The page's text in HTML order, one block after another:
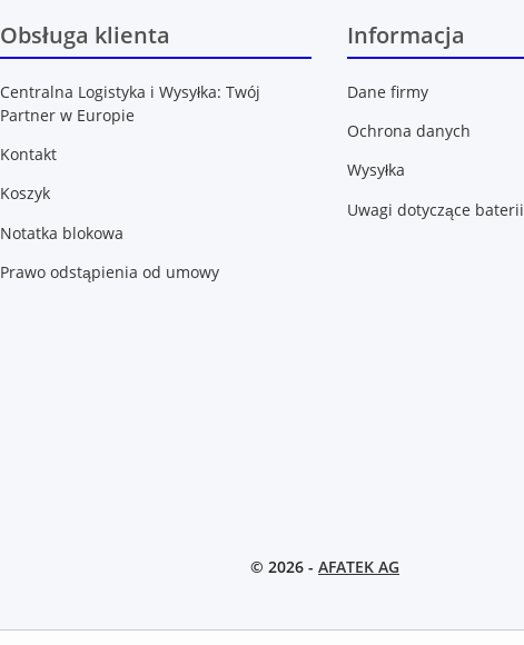
Obsługa klienta
Centralna Logistyka i Wysyłka: Twój
Partner w Europie
Kontakt
Koszyk
Notatka blokowa
Prawo odstąpienia od umowy
Informacja
Dane firmy
Ochrona danych
Wysyłka
Uwagi dotyczące baterii
© 2026 - AFATEK AG